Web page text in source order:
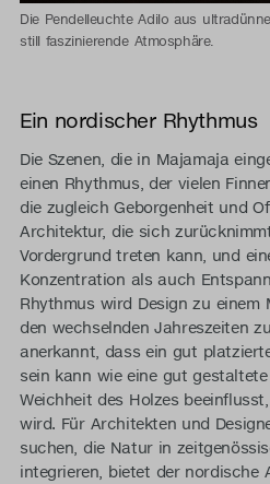
Die Pendelleuchte Adilo aus
still faszinierende Atmosphäre.
Ein nordischer Rhythmus
Die Szenen, die in Majamaja
einen Rhythmus, der vielen
die zugleich Geborgenheit und
Architektur, die sich
Vordergrund treten kann, und
Konzentration als auch
Rhythmus wird Design zu einem
den wechselnden Jahreszeiten
anerkannt, dass ein gut
sein kann wie eine gut
Weichheit des Holzes
wird. Für Architekten und
suchen, die Natur in
integrieren, bietet der nordische